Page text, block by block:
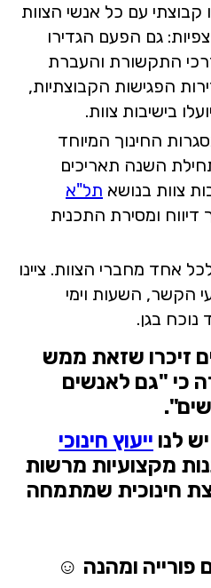
קבוצתי עם כל אנשי הצוות
גם הפעם הגדירו
התקשורת והעברת
הפגישות הקבוצתיות,
בישיבות צוות.
החינוך המיוחד
השנה תאריכים
צוות בנושא תל"א
דיווח ומסירת התכנית
אחד מחברי הצוות. ציינו
הקשר, השעות וימי
בגן.
זיכרו שזאת ממש
כי "גם לאנשים
לנו ייעוץ חינוכי
מקצועיות מרשות
חינוכית שמתמחה
פורייה ומהנה ☺